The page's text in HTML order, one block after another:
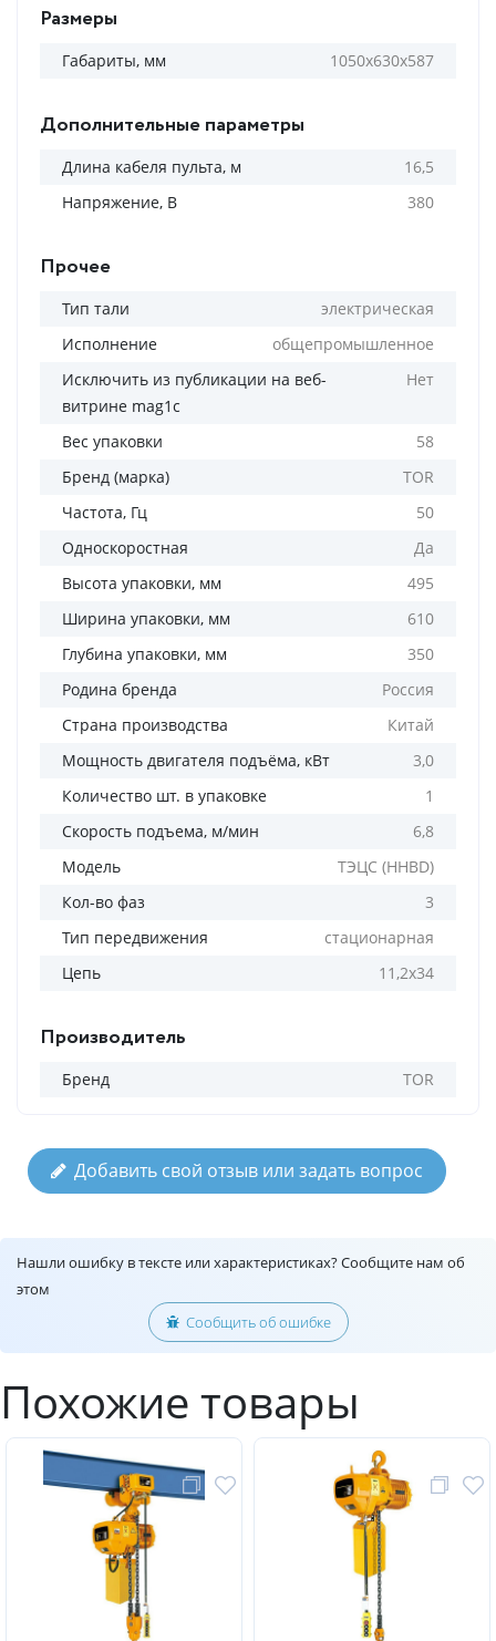
Размеры
Габариты, мм 1050х630х587
Дополнительные параметры
Длина кабеля пульта, м
16,5
Напряжение, В
380
Прочее
Тип тали
электрическая
Исполнение
общепромышленное
Исключить из публикации на веб-
витрине mag1c
Нет
Вес упаковки
58
Бренд (марка)
TOR
Частота, Гц
50
Односкоростная
Да
Высота упаковки, мм
495
Ширина упаковки, мм
610
Глубина упаковки, мм
350
Родина бренда
Россия
Страна производства
Китай
Мощность двигателя подъёма, кВт
3,0
Количество шт. в упаковке
1
Скорость подъема, м/мин
6,8
Модель
ТЭЦС (HHBD)
Кол-во фаз
3
Тип передвижения
стационарная
Цепь
11,2х34
Производитель
Бренд TOR
Добавить свой отзыв или задать вопрос
Нашли ошибку в тексте или характеристиках? Сообщите нам об
этом
Сообщить об ошибке
Похожие товары